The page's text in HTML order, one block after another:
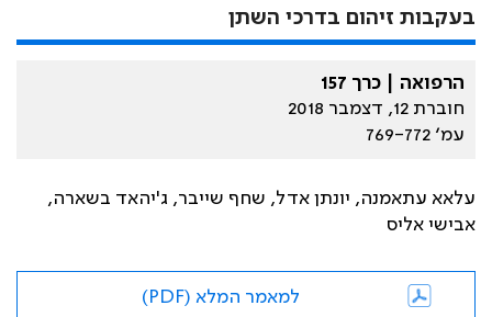
בעקבות זיהום בדרכי השתן
הרפואה | כרך 157
חוברת 12, דצמבר 2018
עמ׳ 769-772
עלאא עתאמנה, יונתן אדל, שחף שייבר, ג'יהאד בשארה,
אבישי אליס
למאמר המלא (PDF)